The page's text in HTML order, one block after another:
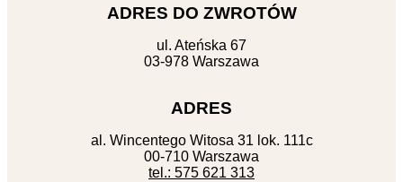
ADRES DO ZWROTÓW
ul. Ateńska 67
03-978 Warszawa
ADRES
al. Wincentego Witosa 31 lok. 111c
00-710 Warszawa
tel.: 575 621 313